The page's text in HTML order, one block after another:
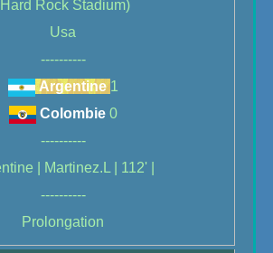
Rock Stadium)
Usa
----------
Argentine 1
Colombie 0
----------
| Martinez.L | 112' |
----------
Prolongation